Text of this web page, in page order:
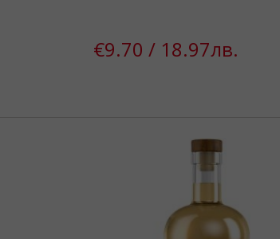
€9.70 / 18.97лв.